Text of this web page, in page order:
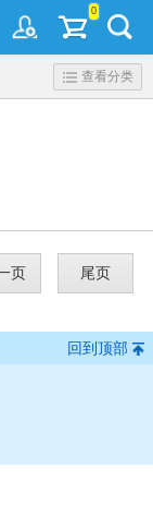
0
查看分类
页 尾页
回到顶部